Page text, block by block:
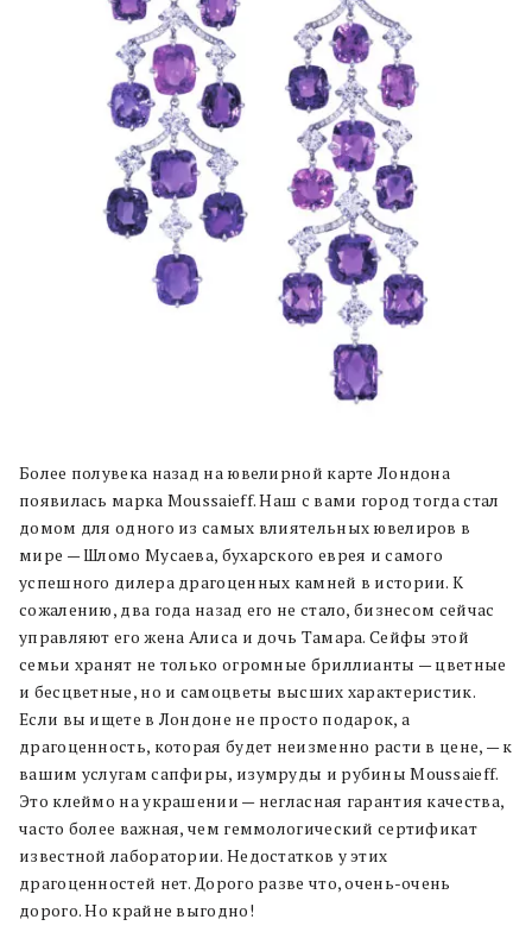
Более полувека назад на ювелирной карте Лондона
появилась марка Moussaieff. Наш с вами город тогда стал
домом для одного из самых влиятельных ювелиров в
мире — Шломо Мусаева, бухарского еврея и самого
успешного дилера драгоценных камней в истории. К
сожалению, два года назад его не стало, бизнесом сейчас
управляют его жена Алиса и дочь Тамара. Сейфы этой
семьи хранят не только огромные бриллианты — цветные
и бесцветные, но и самоцветы высших характеристик.
Если вы ищете в Лондоне не просто подарок, а
драгоценность, которая будет неизменно расти в цене, — к
вашим услугам сапфиры, изумруды и рубины Moussaieff.
Это клеймо на украшении — негласная гарантия качества,
часто более важная, чем геммологический сертификат
известной лаборатории. Недостатков у этих
драгоценностей нет. Дорого разве что, очень-очень
дорого. Но крайне выгодно!